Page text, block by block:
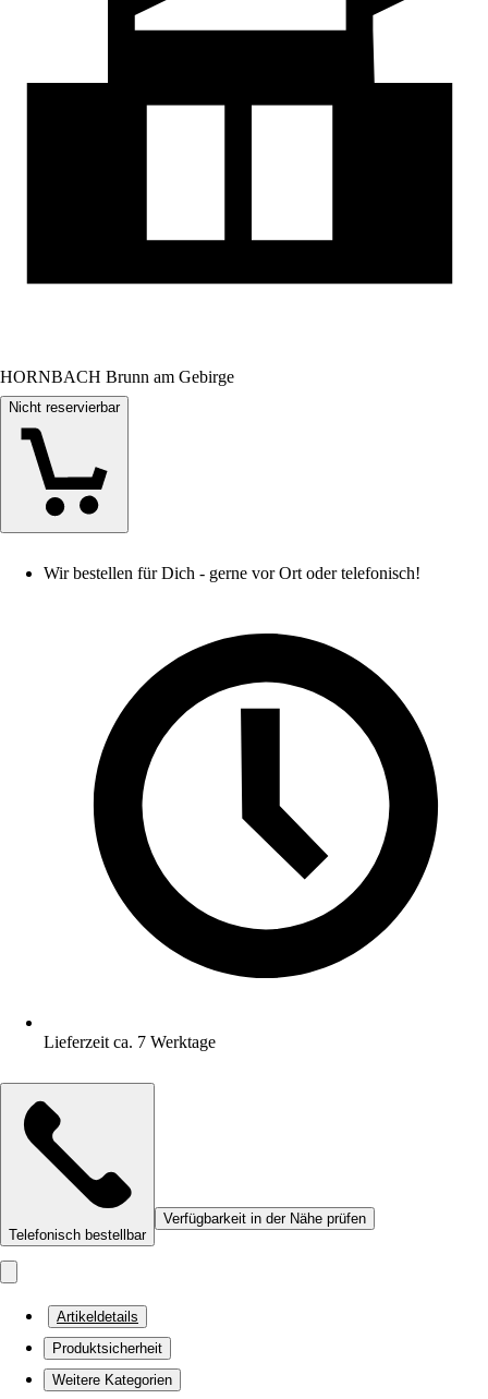
HORNBACH Brunn am Gebirge
Nicht reservierbar
Wir bestellen für Dich - gerne vor Ort oder telefonisch!
Lieferzeit ca. 7 Werktage
Telefonisch bestellbar
Verfügbarkeit in der Nähe prüfen
Artikeldetails
Produktsicherheit
Weitere Kategorien